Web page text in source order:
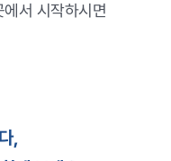
서 시작하시면
,